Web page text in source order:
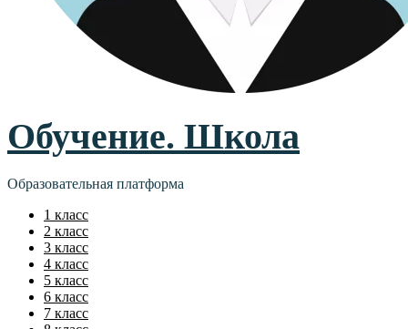
Обучение. Школа
Образовательная платформа
1 класс
2 класс
3 класс
4 класс
5 класс
6 класс
7 класс